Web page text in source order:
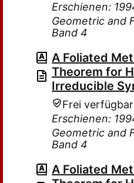
Erschienen:
Geometric and
Band 4
A Foliated
Theorem for
Irreducible
Frei verfügbar
Erschienen:
Geometric and
Band 4
A Foliated